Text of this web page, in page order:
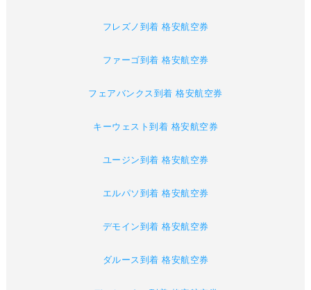
フレズノ到着 格安航空券
ファーゴ到着 格安航空券
フェアバンクス到着 格安航空券
キーウェスト到着 格安航空券
ユージン到着 格安航空券
エルパソ到着 格安航空券
デモイン到着 格安航空券
ダルース到着 格安航空券